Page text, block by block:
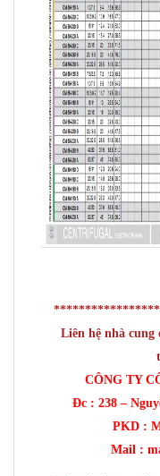
Liên hệ nhà
CÔNG TY
Đc : 238 –
PKD :
Mail :